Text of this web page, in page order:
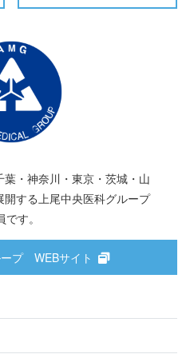
・神奈川・東京・茨城・山
する上尾中央医科グループ
す。
ープ WEBサイト